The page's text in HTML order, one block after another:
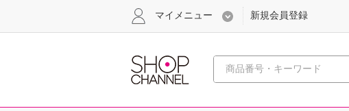
心おどる、瞬間を
マイメニュー 新規会員登録